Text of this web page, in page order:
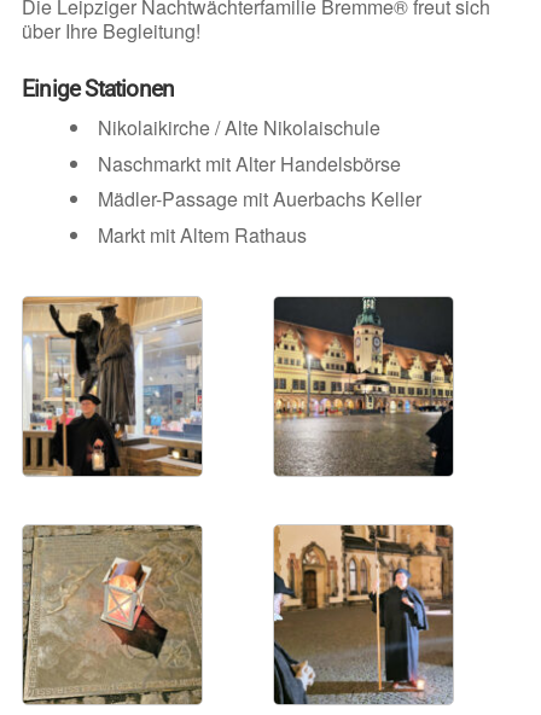
Die Leipziger Nachtwächterfamilie Bremme® freut sich
über Ihre Begleitung!
Einige Stationen
Nikolaikirche / Alte Nikolaischule
Naschmarkt mit Alter Handelsbörse
Mädler-Passage mit Auerbachs Keller
Markt mit Altem Rathaus